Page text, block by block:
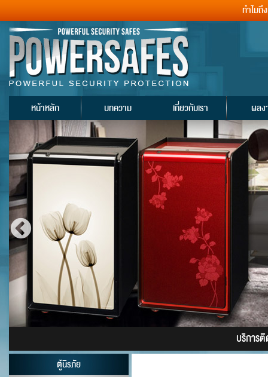
ทำไมถึ
หน้าหลัก บทความ เกี่ยวกับเรา ผลง
บริการติ
ตู้นิรภัย